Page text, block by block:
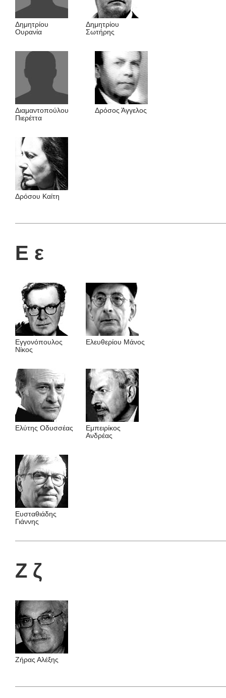
Δημητρίου
Oυρανία
Δημητρίου
Σωτήρης
Διαμαντοπούλου
Πιερέττα
Δρόσος Άγγελος
Δρόσου Kαίτη
Ε ε
Εγγονόπουλος
Νίκος
Ελευθερίου Μάνος
Ελύτης Οδυσσέας
Εμπειρίκος
Ανδρέας
Ευσταθιάδης
Γιάννης
Ζ ζ
Ζήρας Αλέξης